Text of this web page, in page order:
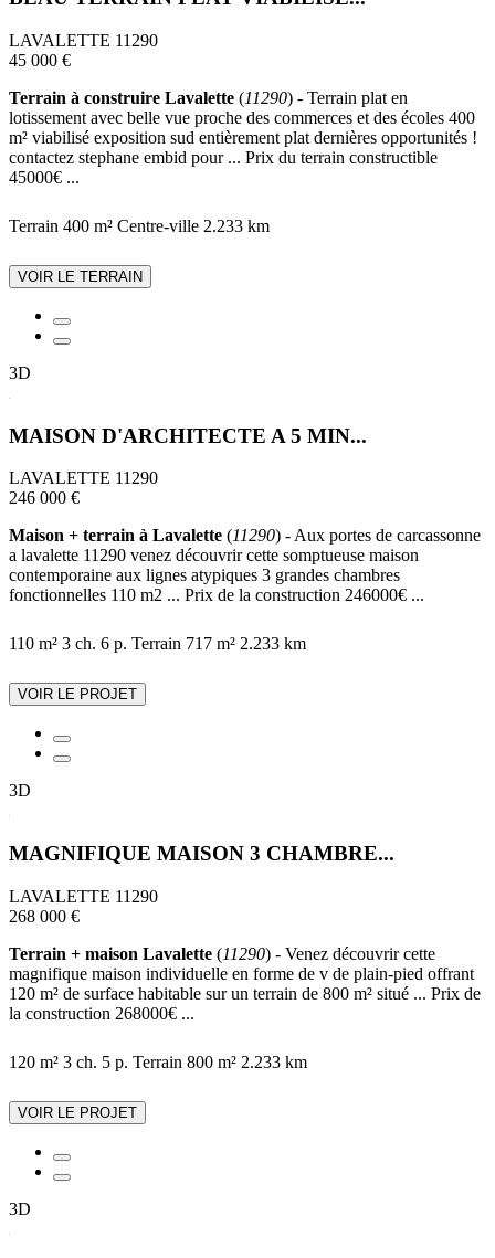
LAVALETTE 11290
45 000 €
Terrain à construire Lavalette (11290) - Terrain plat en
lotissement avec belle vue proche des commerces et des écoles 400
m² viabilisé exposition sud entièrement plat dernières opportunités !
contactez stephane embid pour ... Prix du terrain constructible
45000€ ...
Terrain 400 m² Centre-ville 2.233 km
VOIR LE TERRAIN
3D
MAISON D'ARCHITECTE A 5 MIN...
LAVALETTE 11290
246 000 €
Maison + terrain à Lavalette (11290) - Aux portes de carcassonne
a lavalette 11290 venez découvrir cette somptueuse maison
contemporaine aux lignes atypiques 3 grandes chambres
fonctionnelles 110 m2 ... Prix de la construction 246000€ ...
110 m² 3 ch. 6 p. Terrain 717 m² 2.233 km
VOIR LE PROJET
3D
MAGNIFIQUE MAISON 3 CHAMBRE...
LAVALETTE 11290
268 000 €
Terrain + maison Lavalette (11290) - Venez découvrir cette
magnifique maison individuelle en forme de v de plain-pied offrant
120 m² de surface habitable sur un terrain de 800 m² situé ... Prix de
la construction 268000€ ...
120 m² 3 ch. 5 p. Terrain 800 m² 2.233 km
VOIR LE PROJET
3D